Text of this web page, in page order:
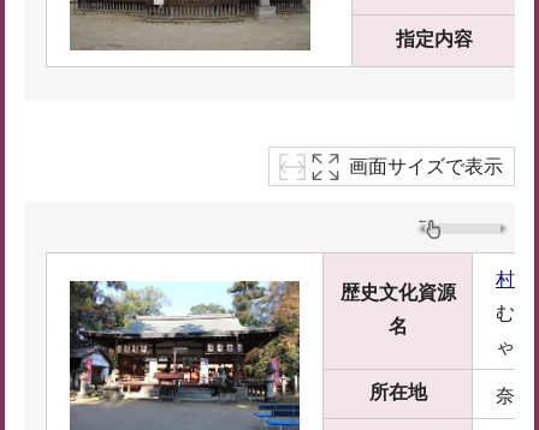
指定内容
画面サイズで表示
歴史文化資源
名
村屋
むら
ゃ
所在地 奈良